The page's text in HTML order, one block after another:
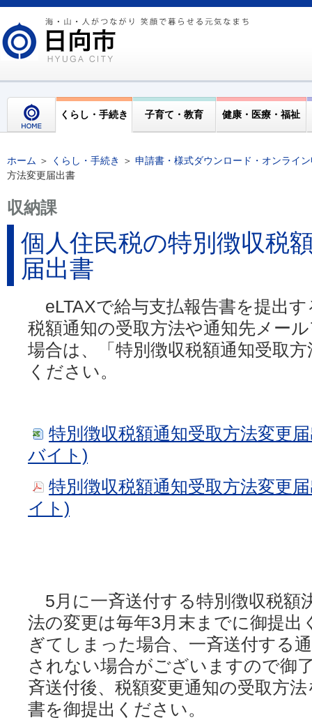
くらし・手続き 子育て・教育 健康・医療・福祉
ホーム ＞ くらし・手続き ＞ 申請書・様式ダウンロード・オンライ
方法変更届出書
収納課
個人住民税の特別徴収税
届出書
eLTAXで給与支払報告書を提出
税額通知の受取方法や通知先メー
場合は、「特別徴収税額通知受取
ください。
特別徴収税額通知受取方法変更
バイト)
特別徴収税額通知受取方法変更
イト)
5月に一斉送付する特別徴収税額
法の変更は毎年3月末までに御提出
ぎてしまった場合、一斉送付する
されない場合がございますので御
斉送付後、税額変更通知の受取方
書を御提出ください。